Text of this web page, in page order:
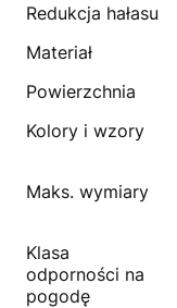
Redukcja hałasu
Materiał
Powierzchnia
Kolory i wzory
Maks. wymiary
Klasa
odporności na
pogodę